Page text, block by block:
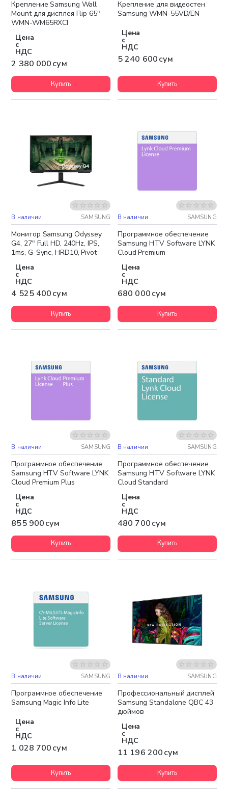
Крепление Samsung Wall
Mount для дисплея Flip 65"
WMN-WM65RXCI
Цена
с
НДС
2 380 000 сум
Купить
Крепление для видеостен
Samsung WMN-55VD/EN
Цена
с
НДС
5 240 600 сум
Купить
Бесплатная доставка
В наличии SAMSUNG
Монитор Samsung Odyssey
G4, 27" Full HD, 240Hz, IPS,
1ms, G-Sync, HRD10, Pivot
Цена
с
НДС
4 525 400 сум
Купить
В наличии SAMSUNG
Программное обеспечение
Samsung HTV Software LYNK
Cloud Premium
Цена
с
НДС
680 000 сум
Купить
В наличии SAMSUNG
Программное обеспечение
Samsung HTV Software LYNK
Cloud Premium Plus
Цена
с
НДС
855 900 сум
Купить
В наличии SAMSUNG
Программное обеспечение
Samsung HTV Software LYNK
Cloud Standard
Цена
с
НДС
480 700 сум
Купить
Бесплатная доставка
В наличии SAMSUNG
Программное обеспечение
Samsung Magic Info Lite
Цена
с
НДС
1 028 700 сум
Купить
Бесплатная доставка
В наличии SAMSUNG
Профессиональный дисплей
Samsung Standalone QBC 43
дюймов
Цена
с
НДС
11 196 200 сум
Купить